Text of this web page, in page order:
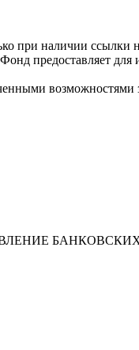
при наличии ссылки
предоставляет
БАНКОВСКИХ